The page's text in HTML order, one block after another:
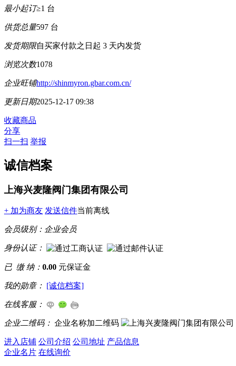
最小起订≥1 台
供货总量597 台
发货期限自买家付款之日起 3 天内发货
浏览次数1078
企业旺铺http://shinmyron.gbar.com.cn/
更新日期2025-12-17 09:38
收藏商品
分享
扫一扫 举报
诚信档案
上海兴麦隆阀门集团有限公司
+ 加为商友 发送信件当前离线
会员级别： 企业会员
身份认证：
已 缴 纳： 0.00 元保证金
我的勋章： [诚信档案]
在线客服：
企业二维码： 企业名称加二维码
进入店铺 公司介绍 公司地址 产品信息
企业名片 在线询价